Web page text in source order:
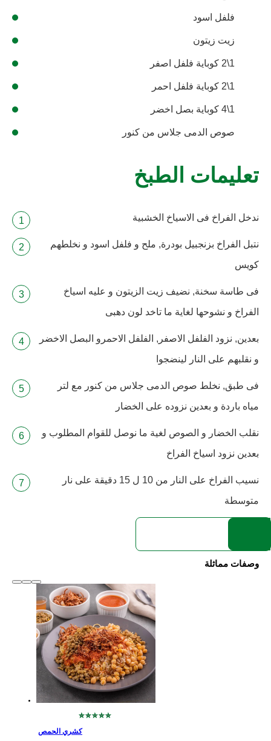
فلفل اسود
زيت زيتون
1\2 كوباية فلفل اصفر
1\2 كوباية فلفل احمر
1\4 كوباية بصل اخضر
صوص الدمى جلاس من كنور
تعليمات الطبخ
ندخل الفراخ فى الاسياخ الخشبية
نتبل الفراخ بزنجبيل بودرة, ملح و فلفل اسود و نخلطهم
كويس
فى طاسة سخنة, نضيف زيت الزيتون و عليه اسياخ
الفراخ و نشوحها لغاية ما تاخد لون دهبى
بعدين, نزود الفلفل الاصفر, الفلفل الاحمرو البصل الاخضر
و نقلبهم على النار لينضجوا
فى طبق, نخلط صوص الدمى جلاس من كنور مع لتر
مياه باردة و بعدين نزوده على الخضار
نقلب الخضار و الصوص لغية ما نوصل للقوام المطلوب و
بعدين نزود اسياخ الفراخ
نسيب الفراخ على النار من 10 ل 15 دقيقة على نار
متوسطة
وصفات مماثلة
لم
كشري الحمص